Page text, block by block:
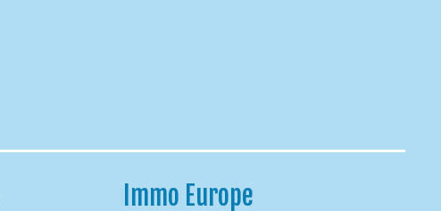
Immo Europe